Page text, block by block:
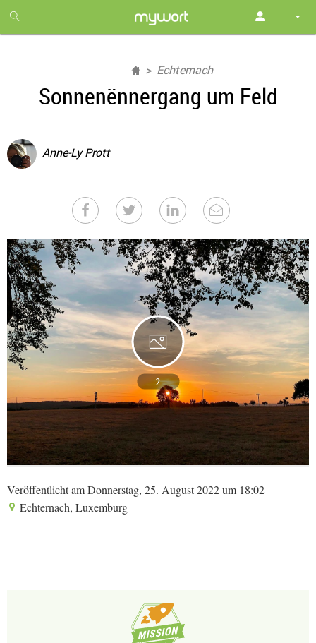
month
free
Echternach
Sonnenënnergang um Feld
Anne-Ly Prott
2
Veröffentlicht am Donnerstag, 25. August 2022 um 18:02
Echternach, Luxemburg